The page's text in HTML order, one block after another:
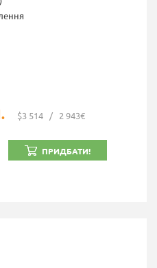
$3 514 / 2 943€
ПРИДБАТИ!